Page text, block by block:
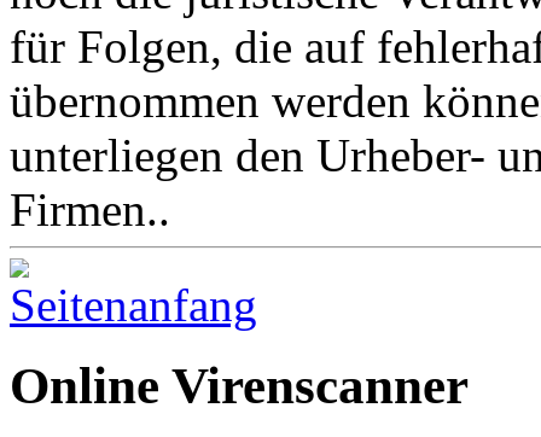
für Folgen, die auf
übernommen werden
unterliegen den Urheber-
Firmen..
Online Virenscanner